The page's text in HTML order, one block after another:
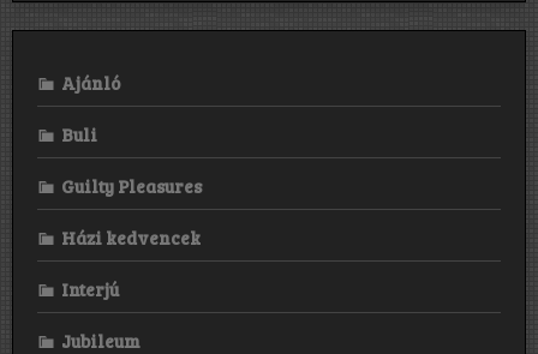
Ajánló
Buli
Guilty Pleasures
Házi kedvencek
Interjú
Jubileum